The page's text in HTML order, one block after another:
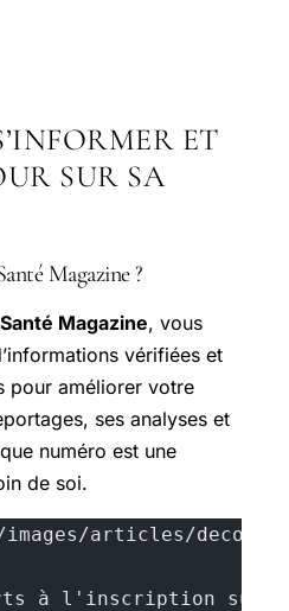
ET
SUR SA
Magazine ?
Santé Magazine, vous
vérifiées et
pour améliorer votre
ses analyses et
numéro est une
de soi.
articles/
à l'inscription sur